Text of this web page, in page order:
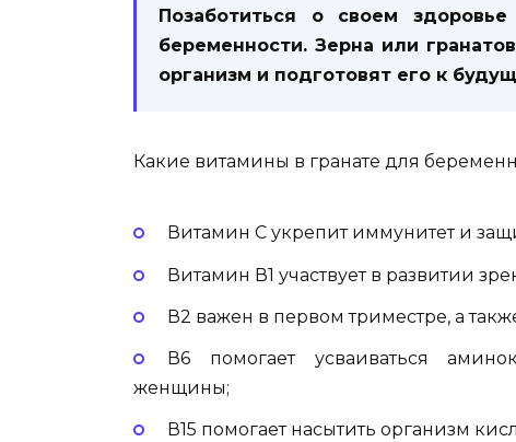
Позаботиться о своем
беременности. Зерна или
организм и подготовят его к
Какие витамины в гранате для
Витамин С укрепит иммунитет и
Витамин В1 участвует в развитии
В2 важен в первом триместре, а
В6 помогает усваиваться
женщины;
В15 помогает насытить организм